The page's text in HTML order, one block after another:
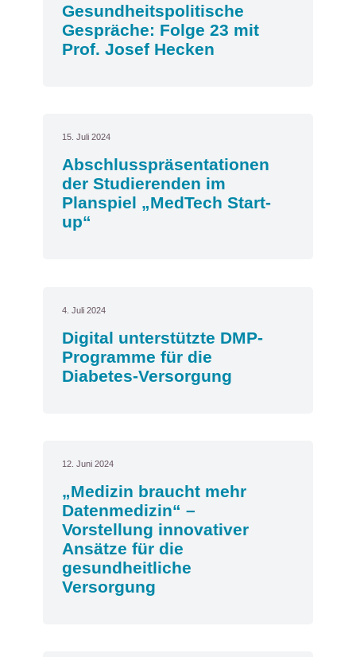
Gesundheitspolitische
Gespräche: Folge 23 mit
Prof. Josef Hecken
15. Juli 2024
Abschlusspräsentationen
der Studierenden im
Planspiel „MedTech Start-
up“
4. Juli 2024
Digital unterstützte DMP-
Programme für die
Diabetes-Versorgung
12. Juni 2024
„Medizin braucht mehr
Datenmedizin“ –
Vorstellung innovativer
Ansätze für die
gesundheitliche
Versorgung